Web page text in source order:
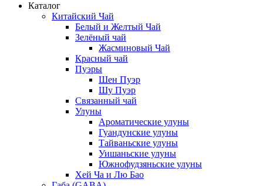
Каталог
Китайский Чай
Белый и Желтый Чай
Зелёный чай
Жасминовый Чай
Красный чай
Пуэры
Шен Пуэр
Шу Пуэр
Связанный чай
Улуны
Ароматические улуны
Гуандунские улуны
Тайваньские улуны
Уишаньские улуны
Южнофудзяньские улуны
Хей Ча и Лю Бао